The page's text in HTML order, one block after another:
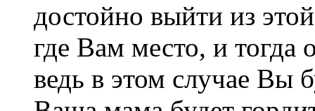
достойно выйти из
где Вам место, и тогда
ведь в этом случае Вы